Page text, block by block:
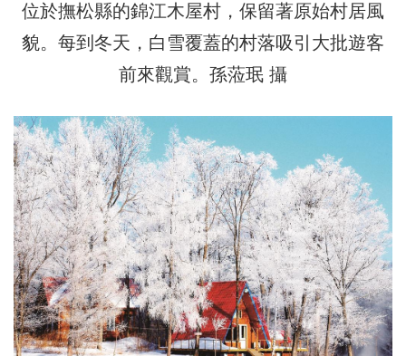
位於撫松縣的錦江木屋村，保留著原始村居風
貌。每到冬天，白雪覆蓋的村落吸引大批遊客
前來觀賞。孫蒞珉 攝